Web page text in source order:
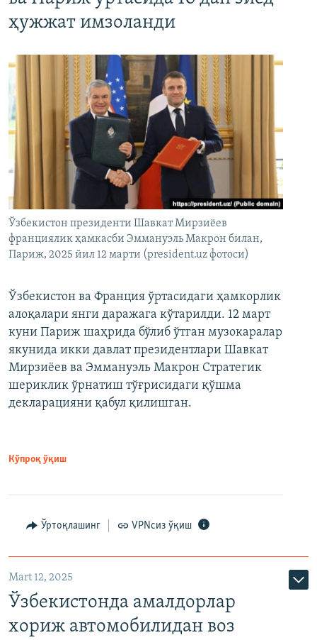
ҳужжат имзоланди
Ўзбекистон президенти Шавкат Мирзиёев
франциялик ҳамкасби Эммануэль Макрон билан,
Париж, 2025 йил 12 марти (president.uz фотоси)
Ўзбекистон ва Франция ўртасидаги ҳамкорлик
алоқалари янги даражага кўтарилди. 12 март
куни Париж шаҳрида бўлиб ўтган музокаралар
якунида икки давлат президентлари Шавкат
Мирзиёев ва Эммануэль Макрон Стратегик
шериклик ўрнатиш тўғрисидаги қўшма
декларацияни қабул қилишган.
Кўпроқ ўқиш
Ўртоқлашинг VPNсиз ўқиш
Mart 12, 2025
Ўзбекистонда амалдорлар
хориж автомобилидан воз